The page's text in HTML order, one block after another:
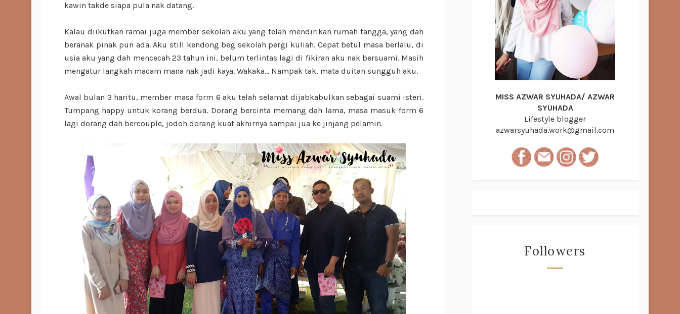
kawin takde siapa pula nak datang.
Kalau diikutkan ramai juga member sekolah aku yang telah mendirikan rumah tangga, yang dah
beranak pinak pun ada. Aku still kendong beg sekolah pergi kuliah. Cepat betul masa berlalu, di
usia aku yang dah mencecah 23 tahun ini, belum terlintas lagi di fikiran aku nak bersuami. Masih
mengatur langkah macam mana nak jadi kaya. Wakaka... Nampak tak, mata duitan sungguh aku.
Awal bulan 3 haritu, member masa form 6 aku telah selamat dijabkabulkan sebagai suami isteri.
Tumpang happy untuk korang berdua. Dorang bercinta memang dah lama, masa masuk form 6
lagi dorang dah bercouple, jodoh dorang kuat akhirnya sampai jua ke jinjang pelamin.
MISS AZWAR SYUHADA/ AZWAR
SYUHADA
Lifestyle blogger
azwarsyuhada.work@gmail.com
Followers